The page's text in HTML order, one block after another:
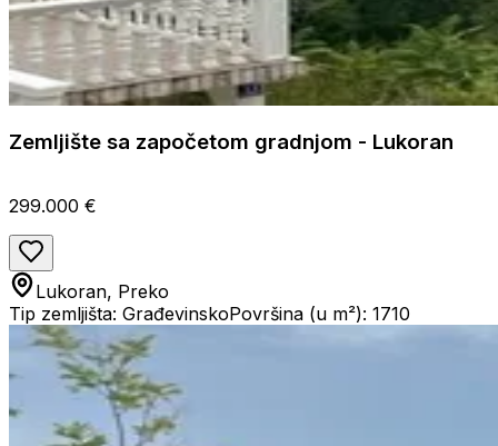
Zemljište sa započetom gradnjom - Lukoran
299.000 €
Lukoran, Preko
Tip zemljišta: GrađevinskoPovršina (u m²): 1710